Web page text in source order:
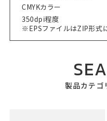
CMYKカラー
350dpi程度
※EPSファイルはZIP形式
製品カテゴ